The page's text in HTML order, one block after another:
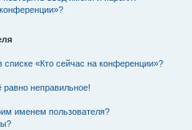
списке «Кто сейчас на конференции»?
неправильное!
именем пользователя?